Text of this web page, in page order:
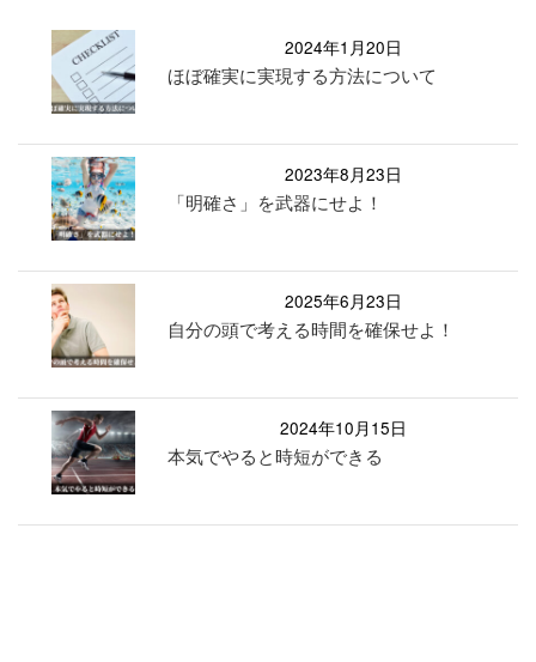
2024年1月20日
ほぼ確実に実現する方法について
2023年8月23日
「明確さ」を武器にせよ！
2025年6月23日
自分の頭で考える時間を確保せよ！
2024年10月15日
本気でやると時短ができる